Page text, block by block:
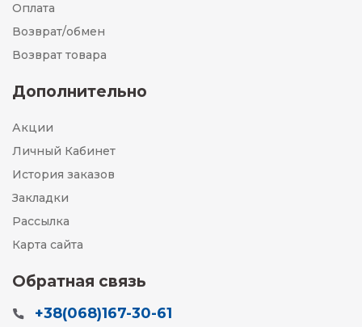
Оплата
Возврат/обмен
Возврат товара
Дополнительно
Акции
Личный Кабинет
История заказов
Закладки
Рассылка
Карта сайта
Обратная связь
+38(068)167-30-61